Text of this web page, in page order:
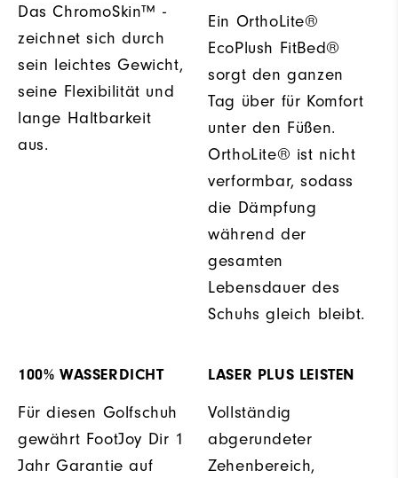
Das ChromoSkin™ -
zeichnet sich durch
sein leichtes Gewicht,
seine Flexibilität und
lange Haltbarkeit
aus.
Ein OrthoLite®
EcoPlush FitBed®
sorgt den ganzen
Tag über für Komfort
unter den Füßen.
OrthoLite® ist nicht
verformbar, sodass
die Dämpfung
während der
gesamten
Lebensdauer des
Schuhs gleich bleibt.
100% WASSERDICHT
Für diesen Golfschuh
gewährt FootJoy Dir 1
Jahr Garantie auf
LASER PLUS LEISTEN
Vollständig
abgerundeter
Zehenbereich,